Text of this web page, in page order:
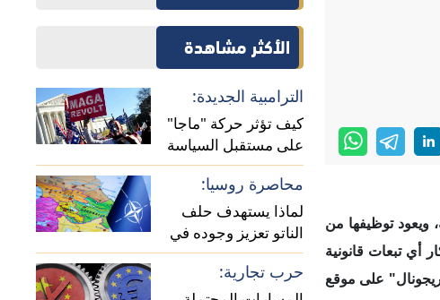
توظيفها من
أي تبعات قانونية
على موقع
الأكثر مشاهدة
الترامبية الجديدة:
كيف تؤثر حركة "ماجا"
على مستقبل السياسة
الأمريكية في أفريقيا؟
محاصرة روسيا:
لماذا يستهدف حلف
الناتو تعزيز وجوده في
منطقة القوقاز؟
حرب تجارية: